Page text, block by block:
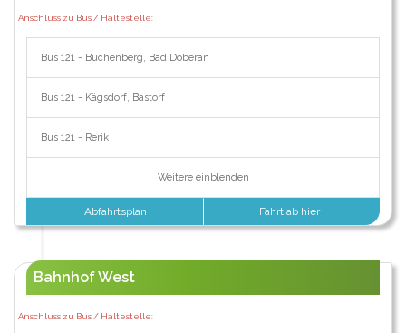
Anschluss zu Bus / Haltestelle:
Bus 121 - Buchenberg, Bad Doberan
Bus 121 - Kägsdorf, Bastorf
Bus 121 - Rerik
Weitere einblenden
Abfahrtsplan Fahrt ab hier
Bahnhof West
Anschluss zu Bus / Haltestelle: